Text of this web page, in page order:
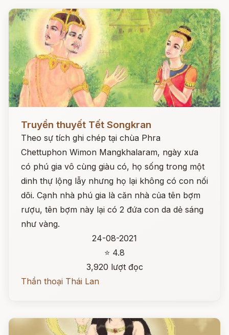
Đọc ngay
Truyền thuyết Tết Songkran
Theo sự tích ghi chép tại chùa Phra
Chettuphon Wimon Mangkhalaram, ngày xưa
có phú gia vô cùng giàu có, họ sống trong một
dinh thự lộng lẫy nhưng họ lại không có con nối
dõi. Cạnh nhà phú gia là căn nhà của tên bợm
rượu, tên bợm này lại có 2 đứa con da dẻ sáng
như vàng.
24-08-2021
⭐ 4.8
3,920 lượt đọc
Thần thoại Thái Lan